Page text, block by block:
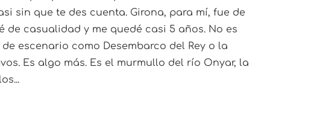
sin que te des cuenta. Girona, para mí, fue de
de casualidad y me quedé casi 5 años. No es
escenario como Desembarco del Rey o la
Es algo más. Es el murmullo del río Onyar, la